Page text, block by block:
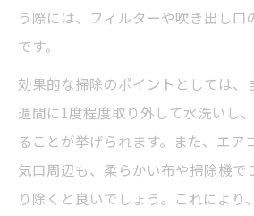
う際には、フィルターや吹き出し口
です。
効果的な掃除のポイントとしては、
週間に1度程度取り外して水洗いし
ることが挙げられます。また、エア
気口周辺も、柔らかい布や掃除機で
り除くと良いでしょう。これにより